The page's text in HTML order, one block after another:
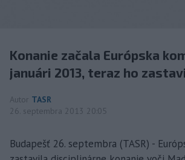
Konanie začala Európska
januári 2013, teraz ho
Autor TASR
26. septembra 2013 20:05
Budapešť 26. septembra (TASR) -